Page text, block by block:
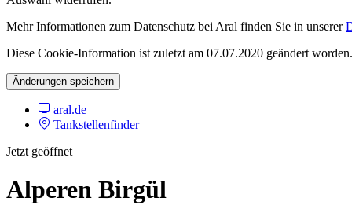
Mehr Informationen zum Datenschutz bei Aral finden Sie in unserer
Diese Cookie-Information ist zuletzt am 07.07.2020 geändert worden.
Änderungen speichern
aral.de
Tankstellenfinder
Jetzt geöffnet
Alperen Birgül